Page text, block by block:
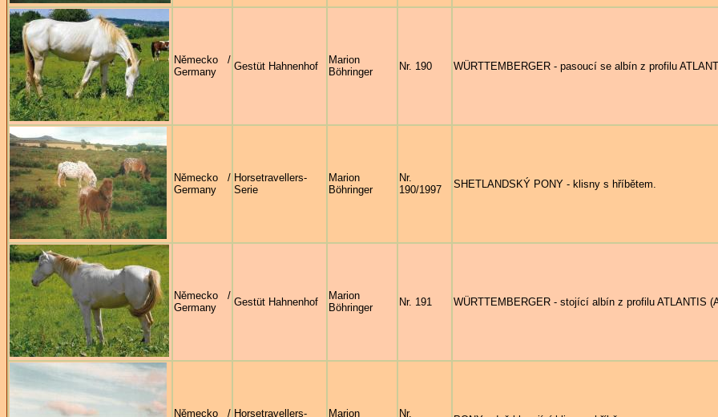
Německo /
Germany
Gestüt Hahnenhof
Marion
Böhringer
Nr. 190 WÜRTTEMBERGER - pasoucí se albín z profilu
Německo /
Germany
Horsetravellers-
Serie
Marion
Böhringer
Nr.
190/1997
SHETLANDSKÝ PONY - klisny s hříbětem.
Německo /
Germany
Gestüt Hahnenhof
Marion
Böhringer
Nr. 191 WÜRTTEMBERGER - stojící albín z profilu ATLANTIS
Německo / Horsetravellers- Marion Nr.